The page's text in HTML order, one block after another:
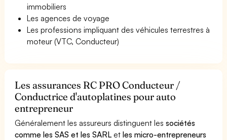
immobiliers
Les agences de voyage
Les professions impliquant des véhicules terrestres à
moteur (VTC, Conducteur)
Les assurances RC PRO Conducteur /
Conductrice d'autoplatines pour auto
entrepreneur
Généralement les assureurs distinguent lessociétés
comme les SAS et les SARL etles micro-entrepreneurs